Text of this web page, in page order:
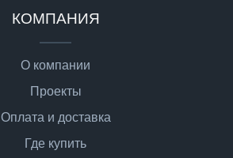
КОМПАНИЯ
О компании
Проекты
Оплата и доставка
Где купить